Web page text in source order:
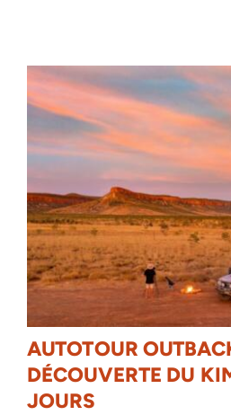
AUTOTOUR
DÉCOUVERTE DU
JOURS